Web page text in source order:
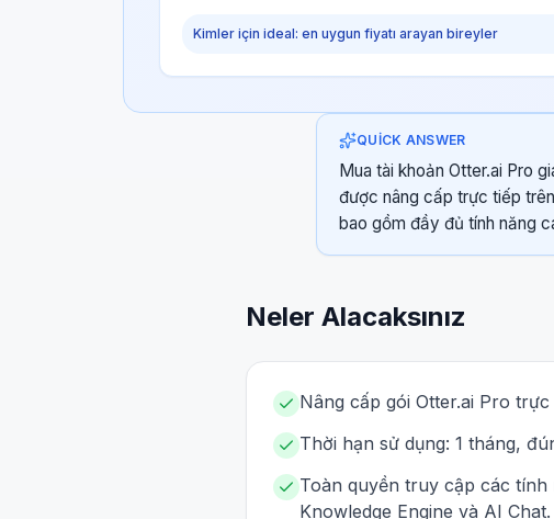
Kimler için ideal: en uygun fiyatı arayan bireyler
QUICK ANSWER
Mua tài khoản Otter.ai Pro
được nâng cấp trực tiếp
bao gồm đầy đủ tính năng
Neler Alacaksınız
Nâng cấp gói Otter.ai Pro
Thời hạn sử dụng: 1 tháng,
Toàn quyền truy cập các tính
Knowledge Engine và AI Chat.